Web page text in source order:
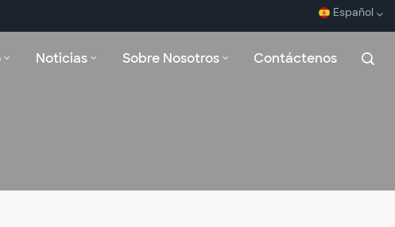
Español
بالعربية
Noticias Sobre Nosotros Contáctenos